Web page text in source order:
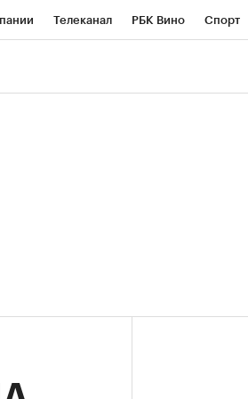
Телеканал РБК Вино Спорт